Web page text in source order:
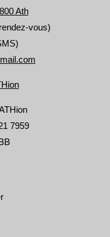
Ath
vous)
7959